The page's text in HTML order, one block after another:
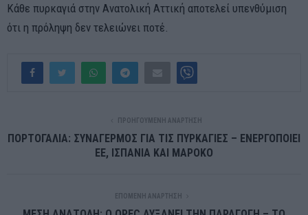
Κάθε πυρκαγιά στην Ανατολική Αττική αποτελεί υπενθύμιση
ότι η πρόληψη δεν τελειώνει ποτέ.
ΠΡΟΗΓΟΎΜΕΝΗ ΑΝΆΡΤΗΣΗ
ΠΟΡΤΟΓΑΛΙΑ: ΣΥΝΑΓΕΡΜΟΣ ΓΙΑ ΤΙΣ ΠΥΡΚΑΓΙΕΣ – ΕΝΕΡΓΟΠΟΙΕΙ
ΕΕ, ΙΣΠΑΝΙΑ ΚΑΙ ΜΑΡΟΚΟ
ΕΠΌΜΕΝΗ ΑΝΆΡΤΗΣΗ